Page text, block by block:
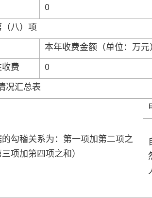
0
八）项
本年收费金额（单位：万元）
费
0
况汇总表
勾稽关系为：第一项加第二项之
项加第四项之和）